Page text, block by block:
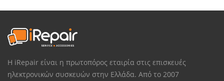
Η iRepair είναι η πρωτοπόρος εταιρία στις επισκευές
ηλεκτρονικών συσκευών στην Ελλάδα. Από το 2007